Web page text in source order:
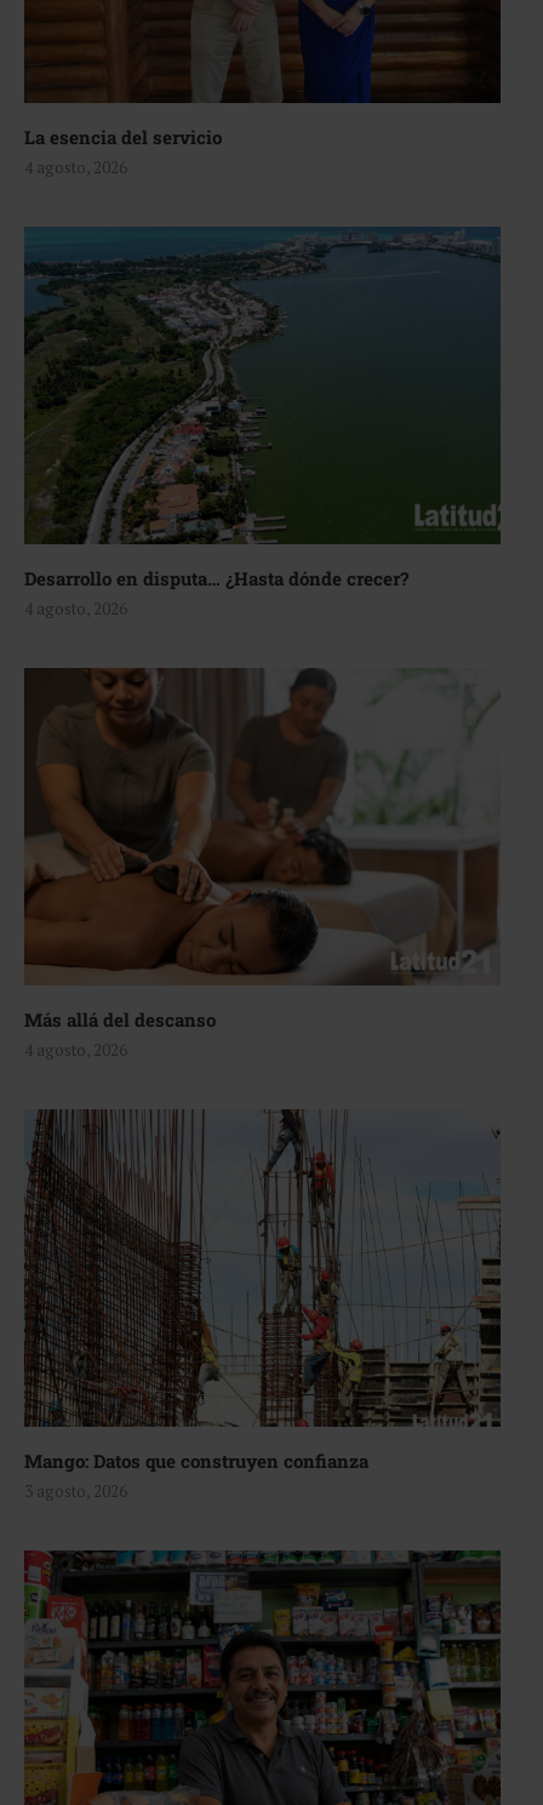
La esencia del servicio
4 agosto, 2026
Desarrollo en disputa… ¿Hasta dónde crecer?
4 agosto, 2026
Más allá del descanso
4 agosto, 2026
Mango: Datos que construyen confianza
3 agosto, 2026